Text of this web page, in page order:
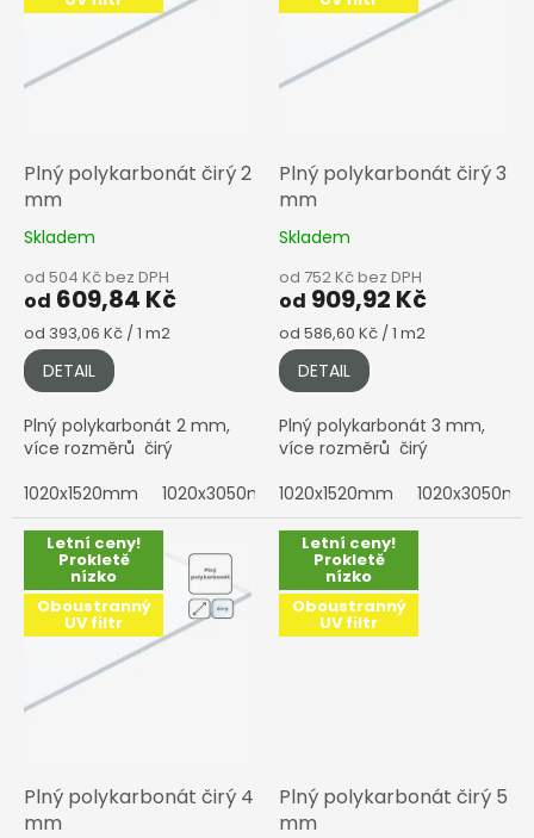
o
Plný polykarbonát čirý 2
mm
Skladem
od 504 Kč bez DPH
od 609,84 Kč
Měrná
cena:
od 393,06 Kč / 1 m2
DETAIL
Plný polykarbonát 2 mm,
více rozměrů čirý
1020x1520mm
1020x3050mm 2050x1010mm
Plný polykarbonát čirý 3
mm
Skladem
od 752 Kč bez DPH
od 909,92 Kč
Měrná
cena:
od 586,60 Kč / 1 m2
DETAIL
Plný polykarbonát 3 mm,
více rozměrů čirý
1020x1520mm
Letní ceny!
Prokletě
nízko
Oboustranný
UV filtr
Plný polykarbonát čirý 4
mm
Letní ceny!
Prokletě
nízko
Oboustranný
UV filtr
Plný polykarbonát čirý 5
mm